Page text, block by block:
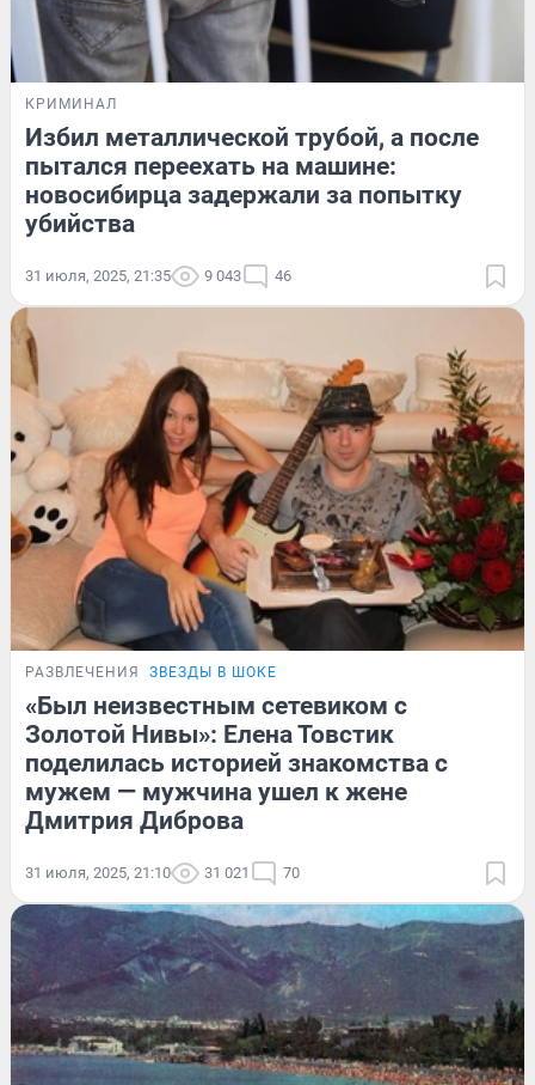
КРИМИНАЛ
Избил металлической трубой, а после
пытался переехать на машине:
новосибирца задержали за попытку
убийства
31 июля, 2025, 21:35 9 043 46
РАЗВЛЕЧЕНИЯ ЗВЕЗДЫ В ШОКЕ
«Был неизвестным сетевиком с
Золотой Нивы»: Елена Товстик
поделилась историей знакомства с
мужем — мужчина ушел к жене
Дмитрия Диброва
31 июля, 2025, 21:10 31 021 70